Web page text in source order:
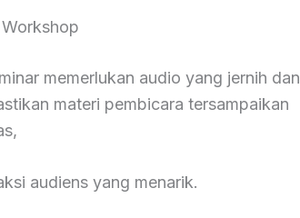
memerlukan audio yang jernih dan
materi pembicara tersampaikan
audiens yang menarik.